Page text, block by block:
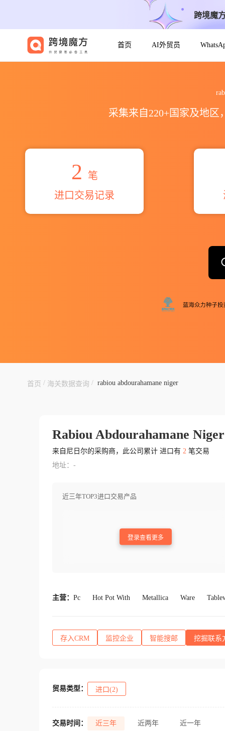
跨境魔
首页 AI外贸员
采集来自220+国家及地
2
笔
进口交易记录
首页 / 海关数据查询 / rabiou abdourahamane niger
Rabiou Abdourahamane Niger
来自尼日尔的采购商，此公司累计 进口有 2笔交易
地址：-
近三年TOP3进口交易产品
登录查看更多
主营： Pc Hot Pot With Metallica Ware
存入CRM 监控企业 智能搜邮 挖掘联系
贸易类型： 进口(2)
交易时间： 近三年 近两年 近一年